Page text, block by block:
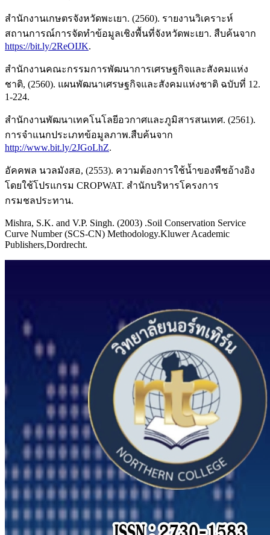
สำนักงานเกษตรจังหวัดพะเยา. (2560). รายงานวิเคราะห์
สถานการณ์การจัดทำข้อมูลเชิงพื้นที่จังหวัดพะเยา. สืบค้นจาก
https://bit.ly/2ReOIJK.
สำนักงานคณะกรรมการพัฒนาการเศรษฐกิจและสังคมแห่ง
ชาติ, (2560). แผนพัฒนาเศรษฐกิจและสังคมแห่งชาติ ฉบับที่ 12.
1-224.
สำนักงานพัฒนาเทคโนโลยีอวกาศและภูมิสารสนเทศ. (2561).
การจำแนกประเภทข้อมูลภาพ.สืบค้นจาก
http://www.bit.ly/2JGoLhZ.
อัคคพล นวลมังสอ, (2553). ความต้องการใช้น้ำของพืชอ้างอิง
โดยใช้โปรแกรม CROPWAT. สำนักบริหารโครงการ
กรมชลประทาน.
Mishra, S.K. and V.P. Singh. (2003) .Soil Conservation Service
Curve Number (SCS-CN) Methodology.Kluwer Academic
Publishers,Dordrecht.